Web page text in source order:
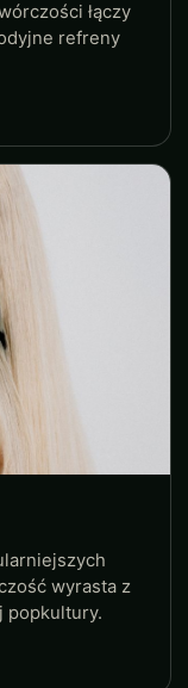
łączy
refreny
wyrasta z
popkultury.